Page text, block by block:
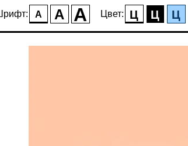
A A A Цвет: Ц Ц Ц
Гость в инклюзивном пресс-